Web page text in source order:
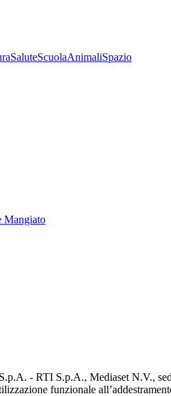
SaluteScuolaAnimaliSpazio
Mangiato
- RTI S.p.A., Mediaset N.V.,
funzionale